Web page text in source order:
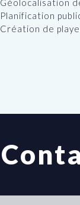
Planification
Création de